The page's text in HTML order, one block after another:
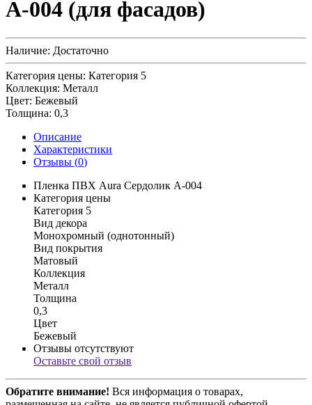
А-004 (для фасадов)
Наличие: Достаточно
Категория цены: Категория 5
Коллекция: Металл
Цвет: Бежевый
Толщина: 0,3
Описание
Характеристики
Отзывы (0)
Пленка ПВХ Aura Сердолик А-004
Категория цены
Категория 5
Вид декора
Монохромный (однотонный)
Вид покрытия
Матовый
Коллекция
Металл
Толщина
0,3
Цвет
Бежевый
Отзывы отсутствуют
Оставьте свой отзыв
Обратите внимание! Вся информация о товарах,